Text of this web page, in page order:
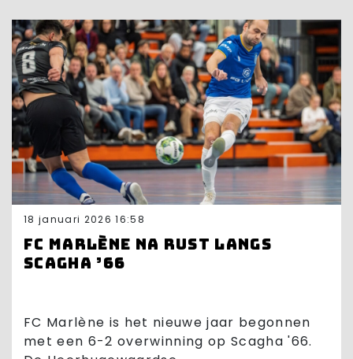
18 januari 2026 16:58
FC Marlène na rust langs
Scagha ’66
FC Marlène is het nieuwe jaar begonnen
met een 6-2 overwinning op Scagha '66.